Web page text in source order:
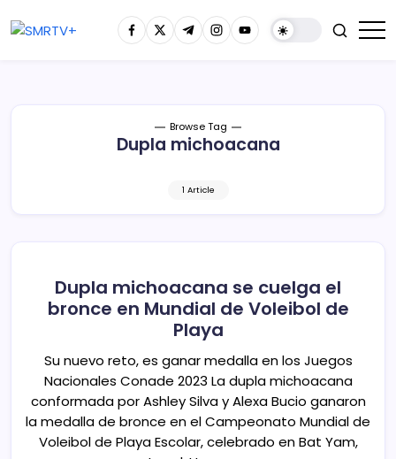
Browse Tag
Dupla michoacana
1 Article
Dupla michoacana se cuelga el
bronce en Mundial de Voleibol de
Playa
Su nuevo reto, es ganar medalla en los Juegos
Nacionales Conade 2023 La dupla michoacana
conformada por Ashley Silva y Alexa Bucio ganaron
la medalla de bronce en el Campeonato Mundial de
Voleibol de Playa Escolar, celebrado en Bat Yam,